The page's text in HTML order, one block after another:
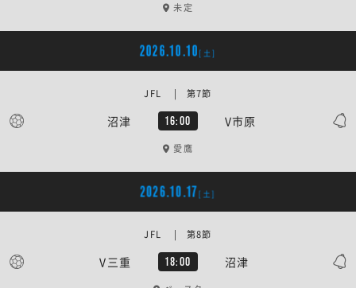
未定
2026.10.10 [土]
沼津 16:00 V市原
JFL | 第7節
愛鷹
2026.10.17[土]
V三重 18:00 沼津
JFL | 第8節